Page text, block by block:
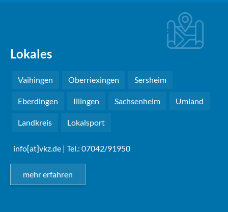
Lokales
Vaihingen Oberriexingen Sersheim
Eberdingen Illingen Sachsenheim Umland
Landkreis Lokalsport
info[at]vkz.de | Tel.: 07042/91950
mehr erfahren